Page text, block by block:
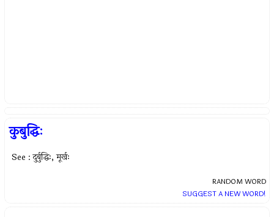
कुबुद्धिः
See : दुर्बुद्धिः, मूर्खः
RANDOM WORD
SUGGEST A NEW WORD!